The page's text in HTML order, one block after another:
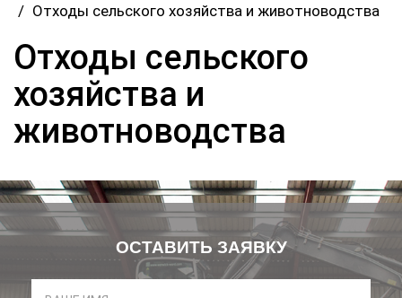
Отходы сельского хозяйства и животноводства
Отходы сельского
хозяйства и
животноводства
ОСТАВИТЬ ЗАЯВКУ